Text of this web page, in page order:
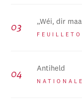
„Wéi, dir
Antiheld